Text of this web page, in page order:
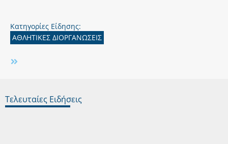
Κατηγορίες Είδησης:
ΑΘΛΗΤΙΚΕΣ ΔΙΟΡΓΑΝΩΣΕΙΣ
Τελευταίες Ειδήσεις